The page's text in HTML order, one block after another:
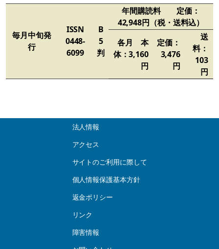
毎月中旬発
行
ISSN
0448-
6099
B
5
判
年間購読料
定価：
42,948円（税・送料込）
各月
本
体：3,160
円
定価：
3,476
円
送
料：
103
円
法人情報
アクセス
サイトのご利用に際して
個人情報保護基本方針
返金ポリシー
リンク
障害情報